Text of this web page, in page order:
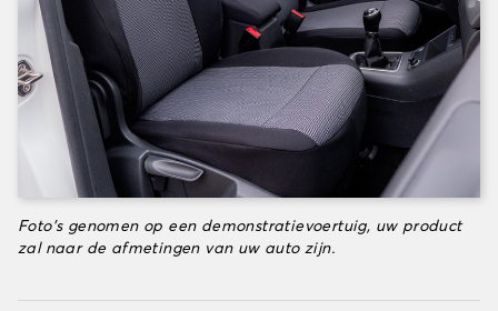
Foto's genomen op een demonstratievoertuig, uw product
zal naar de afmetingen van uw auto zijn.